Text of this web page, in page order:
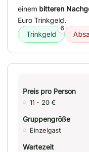
einem bitteren
Euro Trinkgeld.
Trinkgeld
6
Preis pro Person
11 - 20 €
Gruppengröße
Einzelgast
Wartezeit